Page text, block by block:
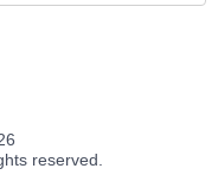
reserved.